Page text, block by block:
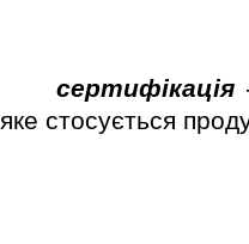
сертифiкацiя
яке стосується